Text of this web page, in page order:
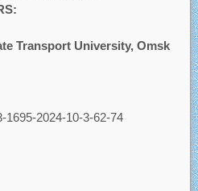
Transport University, Omsk
1695-2024-10-3-62-74